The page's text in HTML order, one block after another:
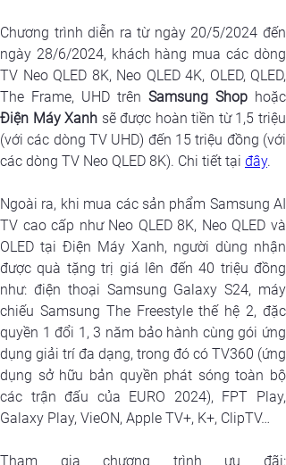
Chương trình diễn ra từ ngày 20/5/2024 đến
ngày 28/6/2024, khách hàng mua các dòng
TV Neo QLED 8K, Neo QLED 4K, OLED, QLED,
The Frame, UHD trên Samsung Shop
Điện Máy Xanh sẽ được hoàn tiền từ 1,5 triệu
(với các dòng TV UHD) đến 15 triệu đồng (với
các dòng TV Neo QLED 8K). Chi tiết tại đây.
Ngoài ra, khi mua các sản phẩm Samsung AI
TV cao cấp như Neo QLED 8K, Neo QLED và
OLED tại Điện Máy Xanh, người dùng nhận
được quà tặng trị giá lên đến 40 triệu đồng
như: điện thoại Samsung Galaxy S24, máy
chiếu Samsung The Freestyle thế hệ 2, đặc
quyền 1 đổi 1, 3 năm bảo hành cùng gói ứng
dụng giải trí đa dạng, trong đó có TV360 (ứng
dụng sở hữu bản quyền phát sóng toàn bộ
các trận đấu của EURO 2024), FPT Play,
Galaxy Play, VieON, Apple TV+, K+, ClipTV…